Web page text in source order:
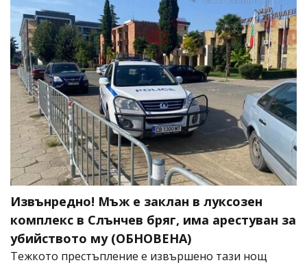
Извънредно! Мъж е заклан в луксозен
комплекс в Слънчев бряг, има арестуван за
убийството му (ОБНОВЕНА)
​Тежкото престъпление е извършено тази нощ